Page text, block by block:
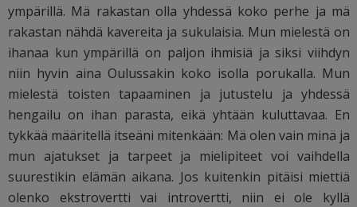
ympärillä. Mä rakastan olla yhdessä koko perhe ja mä
rakastan nähdä kavereita ja sukulaisia. Mun mielestä on
ihanaa kun ympärillä on paljon ihmisiä ja siksi viihdyn
niin hyvin aina Oulussakin koko isolla porukalla. Mun
mielestä toisten tapaaminen ja jutustelu ja yhdessä
hengailu on ihan parasta, eikä yhtään kuluttavaa. En
tykkää määritellä itseäni mitenkään: Mä olen vain minä ja
mun ajatukset ja tarpeet ja mielipiteet voi vaihdella
suurestikin elämän aikana. Jos kuitenkin pitäisi miettiä
olenko ekstrovertti vai introvertti, niin ei ole kyllä